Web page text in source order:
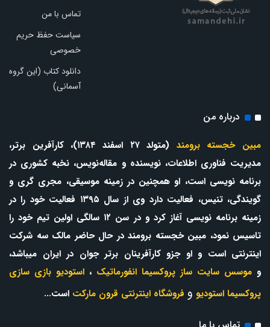
تماس با من
سیاست حفظ حریم
خصوصی
دانلود کتاب (این گروه
آسمانی)
درباره من
مبین خجسته برومند
(متولد ۲۷ اسفند ۱۳۸۴)، کارآفرین برتر،
مدیریت فناوری اطلاعات، نویسنده و مقاله‌نویس، نخبه کشوری در
برنامه نویسی است، او همچنین در زمینه موسیقی، مجری گری و
گویندگی، تنیس، فعالیت دارد وی از سال ۱۳۹۵ فعالیت خود را در
زمینه برنامه نویسی آغاز کرد و در سن ۱۲ سالگی اولین تیم خود را
تاسیس نمود، مبین خجسته برومند در حال حاضر مالک سه شرکت
اینترنتی است و او جزو کارآفرینان برتر جوان در ایران میباشد،
و موسس سایت ساز پروکسیما انفورماتیک ، استودیو بازی سازی
پروکسیما استودیو و فروشگاه اینترنتی قرون مارکت است...